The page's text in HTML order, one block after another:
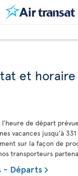
et
l’heure de départ
vacances jusqu’à 331
sur la façon de
transporteurs
- Départs